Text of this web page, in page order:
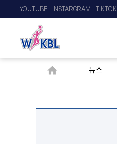
YOUTUBE INSTARGRAM TIKTOK
뉴스